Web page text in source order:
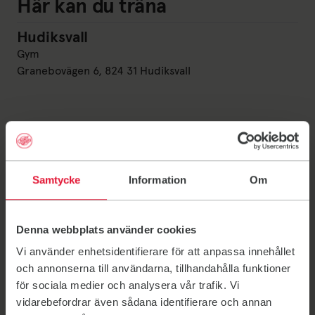
Samtycke Information Om
Denna webbplats använder cookies
Vi använder enhetsidentifierare för att anpassa innehållet
och annonserna till användarna, tillhandahålla funktioner
för sociala medier och analysera vår trafik. Vi
vidarebefordrar även sådana identifierare och annan
Här kan du träna
Hudiksvall
Hudiksvall
Gym
Granebovägen 6, 824 31 Hudiksvall
Nyheter